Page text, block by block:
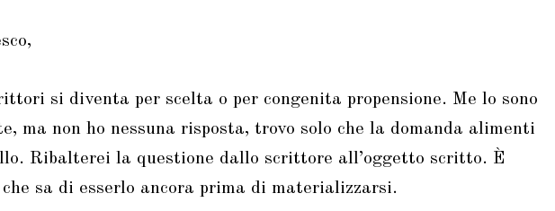
si diventa per scelta o per congenita propensione. Me lo sono
ma non ho nessuna risposta, trovo solo che la domanda alimenti
Ribalterei la questione dallo scrittore all’oggetto scritto. È
sa di esserlo ancora prima di materializzarsi.